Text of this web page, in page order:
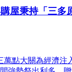
屋秉持「三多
萬點大關為經濟